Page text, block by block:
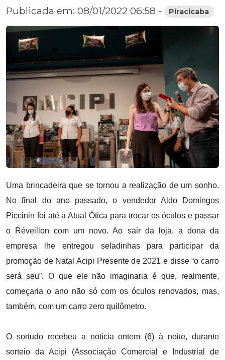
Publicada em: 08/01/2022 06:58 - Piracicaba
Uma brincadeira que se tornou a realização de um sonho.
No final do ano passado, o vendedor Aldo Domingos
Piccinin foi até a Atual Ótica para trocar os óculos e passar
o Réveillon com um novo. Ao sair da loja, a dona da
empresa lhe entregou seladinhas para participar da
promoção de Natal Acipi Presente de 2021 e disse “o carro
será seu”. O que ele não imaginaria é que, realmente,
começaria o ano não só com os óculos renovados, mas,
também, com um carro zero quilômetro.
O sortudo recebeu a notícia ontem (6) à noite, durante
sorteio da Acipi (Associação Comercial e Industrial de